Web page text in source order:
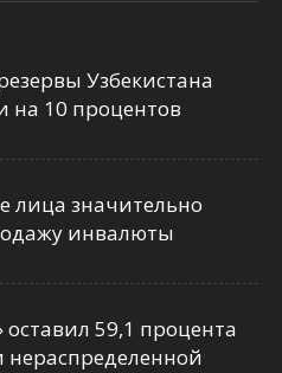
Узбекистана
на 10 процентов
лица значительно
инвалюты
59,1 процента